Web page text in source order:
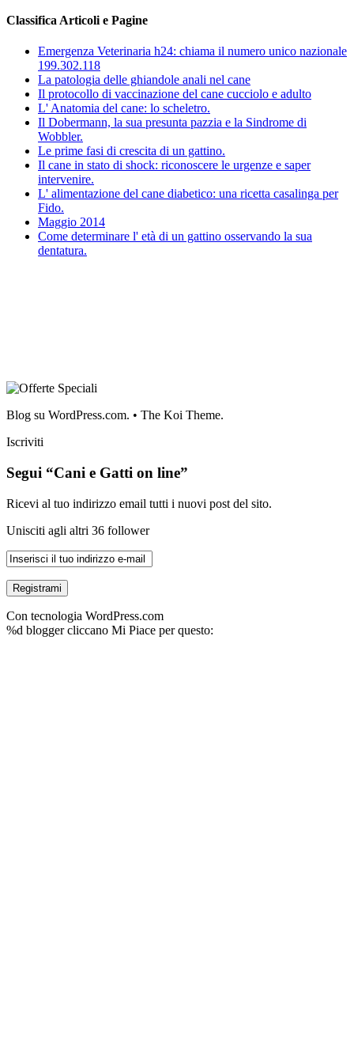
Classifica Articoli e Pagine
Emergenza Veterinaria h24: chiama il numero unico nazionale
199.302.118
La patologia delle ghiandole anali nel cane
Il protocollo di vaccinazione del cane cucciolo e adulto
L' Anatomia del cane: lo scheletro.
Il Dobermann, la sua presunta pazzia e la Sindrome di
Wobbler.
Le prime fasi di crescita di un gattino.
Il cane in stato di shock: riconoscere le urgenze e saper
intervenire.
L' alimentazione del cane diabetico: una ricetta casalinga per
Fido.
Maggio 2014
Come determinare l' età di un gattino osservando la sua
dentatura.
Blog su WordPress.com. • The Koi Theme.
Iscriviti
Segui “Cani e Gatti on line”
Ricevi al tuo indirizzo email tutti i nuovi post del sito.
Unisciti agli altri 36 follower
Con tecnologia WordPress.com
%d blogger cliccano Mi Piace per questo: